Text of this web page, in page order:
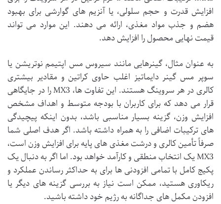
افزایش قدرت و حجم سلولی، یا آنزیم های گوارشی برای بهبود
هضم و جذب مواد مغذی، ارائه می دهند. این موارد می تواند
قیمت نهایی محصول را افزایش دهد.
به عنوان مثال، گینرهایی مانند سیروس مس اپتیمم نوتریشن یا
سوپر مس گینر دایماتیز اغلب حاوی کراتین و مقادیر بیشتری
کالری در هر سروینگ هستند. این تفاوت ها، MX3 را در جایگاهی
قرار می دهد که برای کاربران با بودجه متوسط و اهداف مشخص
افزایش وزن، گزینه بسیار مناسبی باشد، بدون اینکه پیچیدگی
های ترکیبات اضافی را به همراه داشته باشد. اگر هدف اصلی شما
صرفاً تأمین کالری و درشت مغذی های پایه برای افزایش وزن است،
MX3 یک انتخاب منطقی و کارآمد خواهد بود. اما اگر به دنبال یک
پکیج کامل با تمامی افزودنی ها برای به حداکثر رساندن عملکرد و
ریکاوری هستید، ممکن است نیاز به بررسی گزینه های دیگر یا
افزودن مکمل های جداگانه به رژیم خود داشته باشید.